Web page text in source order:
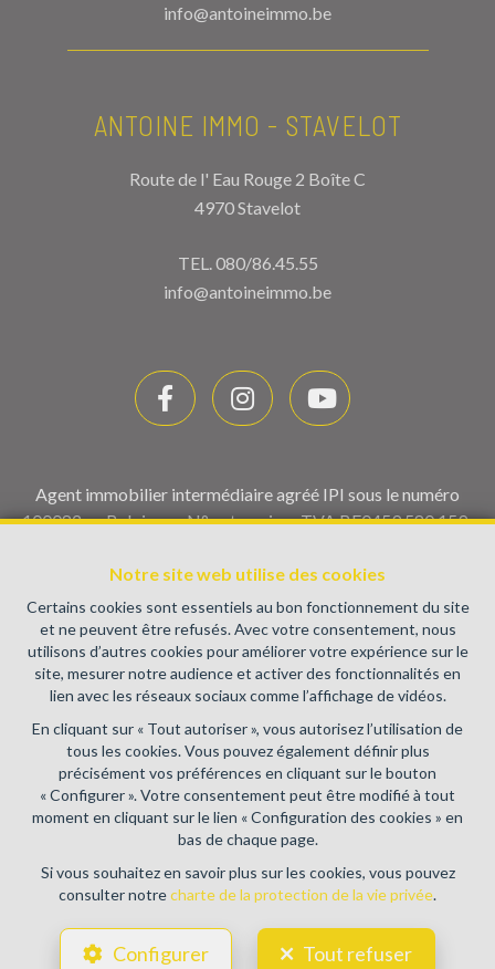
Notre site web utilise des cookies
Certains cookies sont essentiels au bon fonctionnement du site
et ne peuvent être refusés. Avec votre consentement, nous
utilisons d’autres cookies pour améliorer votre expérience sur le
site, mesurer notre audience et activer des fonctionnalités en
lien avec les réseaux sociaux comme l’affichage de vidéos.
En cliquant sur « Tout autoriser », vous autorisez l’utilisation de
tous les cookies. Vous pouvez également définir plus
précisément vos préférences en cliquant sur le bouton
« Configurer ». Votre consentement peut être modifié à tout
moment en cliquant sur le lien « Configuration des cookies » en
bas de chaque page.
Si vous souhaitez en savoir plus sur les cookies, vous pouvez
consulter notrecharte de la protection de la vie privée.
Configurer Tout refuser
info@antoineimmo.be
ANTOINE IMMO - STAVELOT
Route de l' Eau Rouge 2 Boîte C
4970 Stavelot
TEL.080/86.45.55
info@antoineimmo.be
Agent immobilier intermédiaire agréé IPI sous le numéro
100082 en Belgique - N° entreprise : TVA BE0459.580.159-
immobiliers, rue du Luxembourg 16B, 1000 Bruxelles (+32 2
505 38 50 - info@ipi.be) - Soumis aucode déontologique de l’
IPI
RC professionnelle et cautionnement via AXA Belgium SA,
Place du Trône 1, 1000 Bruxelles – police n° 730.390.160.
Couverture valable pour les activités réalisées en Belgique
Conditions générales d'utilisation du site
Charte de la protection de la vie privée
Configuration des cookies
POWERED BY
DESIGNED AND DEVELOPED BY
WEBULOUS.IMMO